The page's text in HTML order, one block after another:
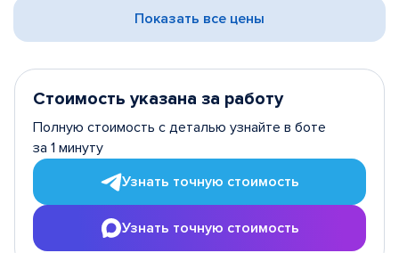
Показать все цены
Стоимость указана за работу
Полную стоимость с деталью узнайте в боте
за 1 минуту
Узнать точную стоимость
Узнать точную стоимость